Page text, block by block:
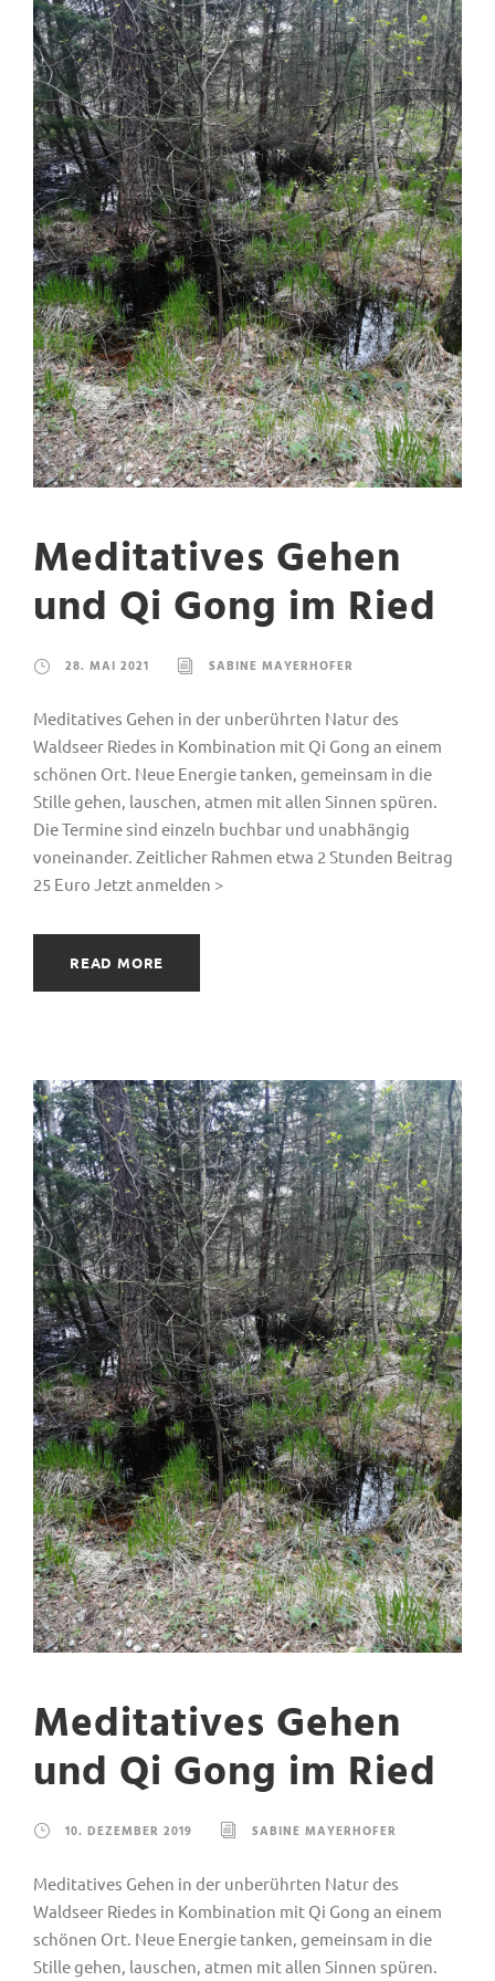
Meditatives Gehen
und Qi Gong im Ried
28. MAI 2021 SABINE MAYERHOFER
Meditatives Gehen in der unberührten Natur des
Waldseer Riedes in Kombination mit Qi Gong an einem
schönen Ort. Neue Energie tanken, gemeinsam in die
Stille gehen, lauschen, atmen mit allen Sinnen spüren.
Die Termine sind einzeln buchbar und unabhängig
voneinander. Zeitlicher Rahmen etwa 2 Stunden Beitrag
25 Euro Jetzt anmelden >
READ MORE
Meditatives Gehen
und Qi Gong im Ried
10. DEZEMBER 2019 SABINE MAYERHOFER
Meditatives Gehen in der unberührten Natur des
Waldseer Riedes in Kombination mit Qi Gong an einem
schönen Ort. Neue Energie tanken, gemeinsam in die
Stille gehen, lauschen, atmen mit allen Sinnen spüren.